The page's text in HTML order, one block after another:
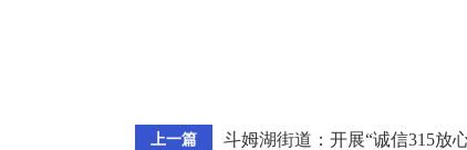
上一篇 斗姆湖街道：开展“诚信315放